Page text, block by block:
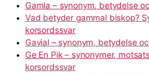
Gamla – synonym, betydelse
Vad betyder gammal biskop?
korsordssvar
Gavial – synonym, betydelse
Ge En Pik – synonymer,
korsordssvar